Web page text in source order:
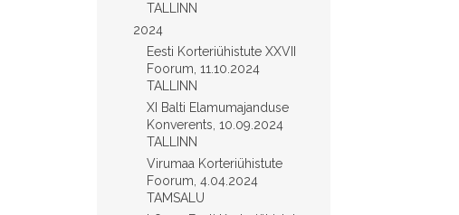
TALLINN
2024
Eesti Korteriühistute XXVII
Foorum, 11.10.2024
TALLINN
XI Balti Elamumajanduse
Konverents, 10.09.2024
TALLINN
Virumaa Korteriühistute
Foorum, 4.04.2024
TAMSALU